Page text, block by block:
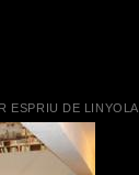
ESPRIU DE LINYOLA